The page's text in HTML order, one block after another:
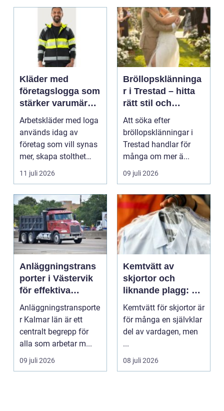
Kläder med
företagslogga som
stärker varumärket
varje dag
Arbetskläder med loga
används idag av
företag som vill synas
mer, skapa stolthet
inte...
11 juli 2026
Bröllopsklänninga
r i Trestad – hitta
rätt stil och
passform inför den
stora dagen
Att söka efter
bröllopsklänningar i
Trestad handlar för
många om mer ä...
09 juli 2026
Anläggningstrans
porter i Västervik
för effektiva
byggprojekt
Anläggningstransporte
r Kalmar län är ett
centralt begrepp för
alla som arbetar m...
09 juli 2026
Kemtvätt av
skjortor och
liknande plagg: Så
fungerar
professionell
klädvård i
Kemtvätt för skjortor är
för många en självklar
del av vardagen, men
...
08 juli 2026